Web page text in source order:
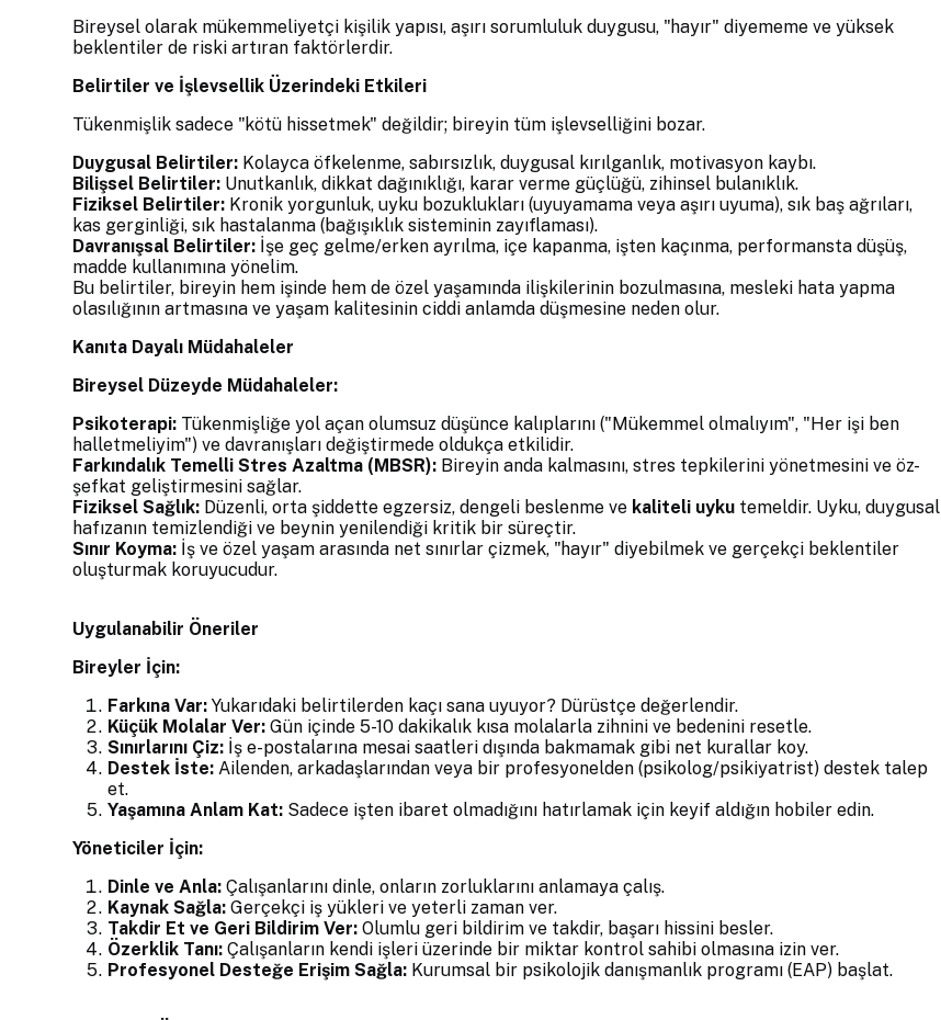
Bireysel olarak mükemmeliyetçi kişilik yapısı, aşırı sorumluluk duygusu, "hayır" diyememe ve yüksek
beklentiler de riski artıran faktörlerdir.
Belirtiler ve İşlevsellik Üzerindeki Etkileri
Tükenmişlik sadece "kötü hissetmek" değildir; bireyin tüm işlevselliğini bozar.
Duygusal Belirtiler: Kolayca öfkelenme, sabırsızlık, duygusal kırılganlık, motivasyon kaybı.
Bilişsel Belirtiler: Unutkanlık, dikkat dağınıklığı, karar verme güçlüğü, zihinsel bulanıklık.
Fiziksel Belirtiler: Kronik yorgunluk, uyku bozuklukları (uyuyamama veya aşırı uyuma), sık baş ağrıları,
kas gerginliği, sık hastalanma (bağışıklık sisteminin zayıflaması).
Davranışsal Belirtiler: İşe geç gelme/erken ayrılma, içe kapanma, işten kaçınma, performansta düşüş,
madde kullanımına yönelim.
Bu belirtiler, bireyin hem işinde hem de özel yaşamında ilişkilerinin bozulmasına, mesleki hata yapma
olasılığının artmasına ve yaşam kalitesinin ciddi anlamda düşmesine neden olur.
Kanıta Dayalı Müdahaleler
Bireysel Düzeyde Müdahaleler:
Psikoterapi: Tükenmişliğe yol açan olumsuz düşünce kalıplarını ("Mükemmel olmalıyım", "Her işi ben
halletmeliyim") ve davranışları değiştirmede oldukça etkilidir.
Farkındalık Temelli Stres Azaltma (MBSR): Bireyin anda kalmasını, stres tepkilerini yönetmesini ve öz-
şefkat geliştirmesini sağlar.
Fiziksel Sağlık: Düzenli, orta şiddette egzersiz, dengeli beslenme ve kaliteli uyku temeldir. Uyku, duygusal
hafızanın temizlendiği ve beynin yenilendiği kritik bir süreçtir.
Sınır Koyma: İş ve özel yaşam arasında net sınırlar çizmek, "hayır" diyebilmek ve gerçekçi beklentiler
oluşturmak koruyucudur.
Uygulanabilir Öneriler
Bireyler İçin:
Farkına Var: Yukarıdaki belirtilerden kaçı sana uyuyor? Dürüstçe değerlendir.
Küçük Molalar Ver: Gün içinde 5-10 dakikalık kısa molalarla zihnini ve bedenini resetle.
Sınırlarını Çiz: İş e-postalarına mesai saatleri dışında bakmamak gibi net kurallar koy.
Destek İste: Ailenden, arkadaşlarından veya bir profesyonelden (psikolog/psikiyatrist) destek talep
et.
Yaşamına Anlam Kat: Sadece işten ibaret olmadığını hatırlamak için keyif aldığın hobiler edin.
Yöneticiler İçin:
Dinle ve Anla: Çalışanlarını dinle, onların zorluklarını anlamaya çalış.
Kaynak Sağla: Gerçekçi iş yükleri ve yeterli zaman ver.
Takdir Et ve Geri Bildirim Ver: Olumlu geri bildirim ve takdir, başarı hissini besler.
Özerklik Tanı: Çalışanların kendi işleri üzerinde bir miktar kontrol sahibi olmasına izin ver.
Profesyonel Desteğe Erişim Sağla: Kurumsal bir psikolojik danışmanlık programı (EAP) başlat.